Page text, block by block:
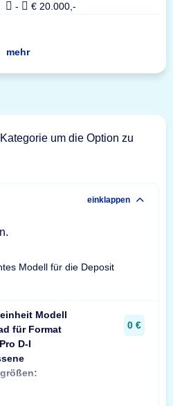
-
€ 20.000,-
mehr
um die Option zu
einklappen
Modell für die Deposit
Modell
für Format
D-I
0 €